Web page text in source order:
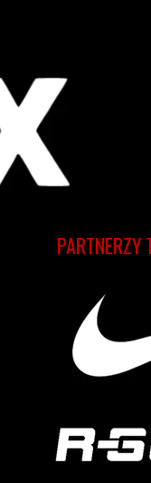
PARTNERZY